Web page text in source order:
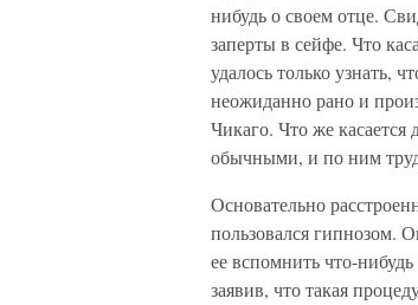
нибудь о своем отце.
заперты в сейфе. Что
удалось только узнать,
неожиданно рано и
Чикаго. Что же
обычными, и по ним
Основательно
пользовался гипнозом.
ее вспомнить что-
заявив, что такая